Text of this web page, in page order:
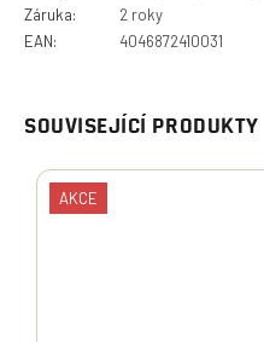
SOUVISEJÍCÍ PRODUKTY
AKCE
Záruka:
2 roky
EAN: 4046872410031